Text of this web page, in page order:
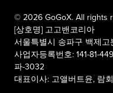
© 2026 GoGoX. All rights
[상호명] 고고밴코리아
서울특별시 송파구 백제
사업자등록번호: 141-81-
파-3032
대표이사: 고앨버트윤, 람